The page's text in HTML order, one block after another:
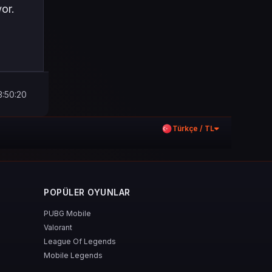
Türkçe / TL
POPÜLER OYUNLAR
PUBG Mobile
Valorant
League Of Legends
Mobile Legends